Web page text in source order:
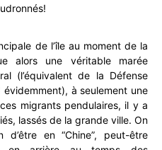
de l’île au moment de la
alors une véritable marée
(l’équivalent de la Défense
à seulement une
migrants pendulaires, il y a
lassés de la grande ville. On
d’être en “Chine”, peut-être